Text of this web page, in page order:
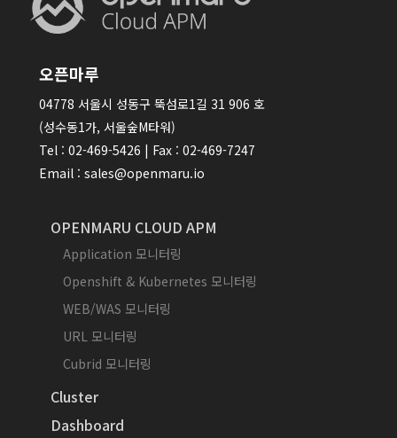
오픈마루
04778 서울시 성동구 뚝섬로1길 31 906 호
(성수동1가, 서울숲M타워)
Tel : 02-469-5426 | Fax : 02-469-7247
Email : sales@openmaru.io
OPENMARU CLOUD APM
Application 모니터링
Openshift & Kubernetes 모니터링
WEB/WAS 모니터링
URL 모니터링
Cubrid 모니터링
Cluster
Dashboard